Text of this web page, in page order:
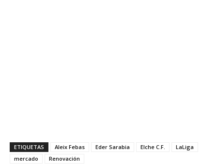
ETIQUETAS Aleix Febas Eder Sarabia Elche C.F.
LaLiga
mercado
Renovación